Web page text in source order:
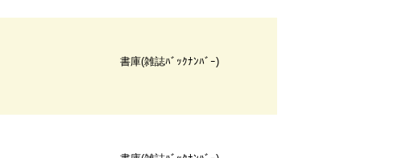
書庫(雑誌ﾊﾞｯｸﾅﾝﾊﾞｰ)